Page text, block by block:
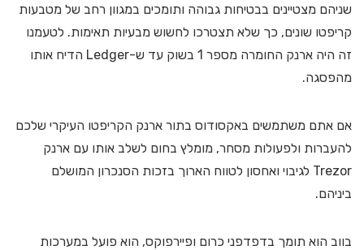
שניהם מצטיינים בבטיחות גבוהה ותומכים במגוון רחב של מטבעות
קריפטו שונים, כך שלא תצטרכו לחשוש מבעיות תאימות. לטעמנו
זה היה ארנק החומרה מספר 1 בשוק עד ש-Ledger הדיח אותו
מהפסגה.
אם אתם משתמשים באקסודוס בתור ארנק הקריפטו העיקרי שלכם
להעברות ולפעולות מסחר, מומלץ בחום לשלב אותו עם ארנק
Trezor לגיבוי ואחסון לטווח הארוך בזכות הסנכרון המושלם
ביניהם.
בווב הוא תומך בדפדפני כרום ופיירפוקס, הוא פועל במערכות